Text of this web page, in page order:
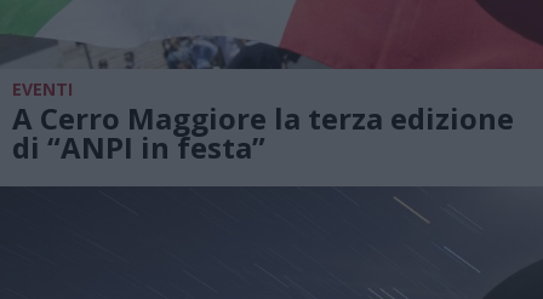
EVENTI
A Cerro Maggiore la terza edizione
di “ANPI in festa”